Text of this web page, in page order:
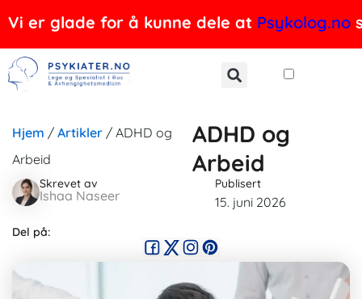
Hopp
til
innholdet
Vi er glade for å kunne dele at Psykolog.no
Hjem / Artikler / ADHD og
Arbeid
ADHD og
Arbeid
Skrevet av
Ishaa Naseer
Publisert
15. juni 2026
Del på: